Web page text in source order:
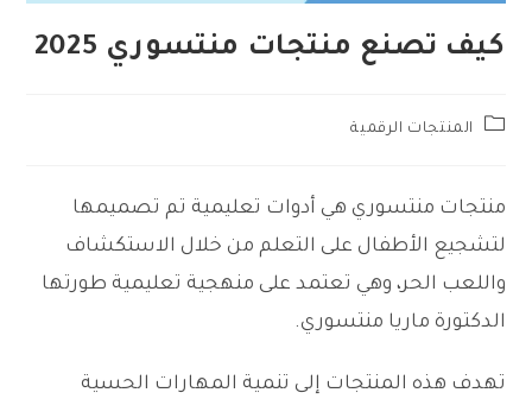
كيف تصنع منتجات منتسوري 2025
Post المنتجات الرقمية
منتجات منتسوري هي أدوات تعليمية تم تصميمها
لتشجيع الأطفال على التعلم من خلال الاستكشاف
واللعب الحر، وهي تعتمد على منهجية تعليمية طورتها
الدكتورة ماريا منتسوري.
تهدف هذه المنتجات إلى تنمية المهارات الحسية